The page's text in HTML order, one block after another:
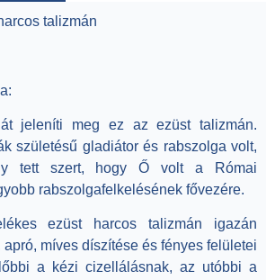
talizmán
jeleníti meg ez az ezüst talizmán.
születésű gladiátor és rabszolga volt,
tett szert, hogy Ő volt a Római
rabszolgafelkelésének fővezére.
ezüst harcos talizmán igazán
apró, míves díszítése és fényes felületei
a kézi cizellálásnak, az utóbbi a